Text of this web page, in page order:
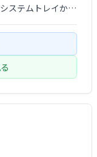
ステムトレイから
す。手軽なOCR作